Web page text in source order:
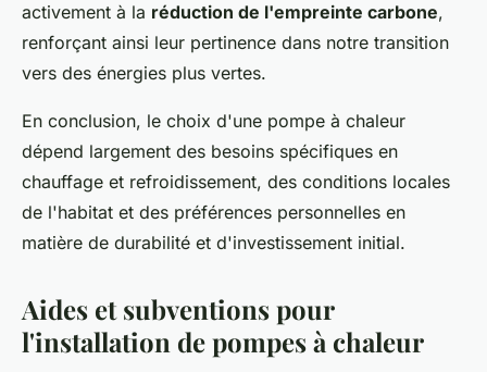
activement à la réduction de l'empreinte carbone,
renforçant ainsi leur pertinence dans notre transition
vers des énergies plus vertes.
En conclusion, le choix d'une pompe à chaleur
dépend largement des besoins spécifiques en
chauffage et refroidissement, des conditions locales
de l'habitat et des préférences personnelles en
matière de durabilité et d'investissement initial.
Aides et subventions pour
l'installation de pompes à chaleur